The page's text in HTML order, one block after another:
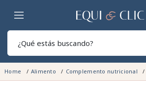
Hogar
Home Alimento Complemento nutricional